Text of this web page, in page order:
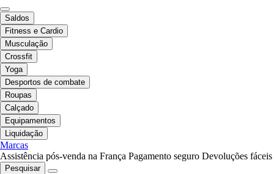
Saldos
Fitness e Cardio
Musculação
Crossfit
Yoga
Desportos de combate
Roupas
Calçado
Equipamentos
Liquidação
Marcas
Assistência pós-venda na França Pagamento seguro Devoluções fáceis
Pesquisar